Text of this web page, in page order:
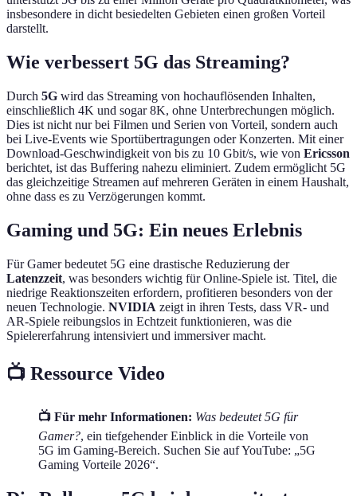
insbesondere in dicht besiedelten Gebieten einen großen Vorteil
darstellt.
Wie verbessert 5G das Streaming?
Durch 5G wird das Streaming von hochauflösenden Inhalten,
einschließlich 4K und sogar 8K, ohne Unterbrechungen möglich.
Dies ist nicht nur bei Filmen und Serien von Vorteil, sondern auch
bei Live-Events wie Sportübertragungen oder Konzerten. Mit einer
Download-Geschwindigkeit von bis zu 10 Gbit/s, wie von Ericsson
berichtet, ist das Buffering nahezu eliminiert. Zudem ermöglicht 5G
das gleichzeitige Streamen auf mehreren Geräten in einem Haushalt,
ohne dass es zu Verzögerungen kommt.
Gaming und 5G: Ein neues Erlebnis
Für Gamer bedeutet 5G eine drastische Reduzierung der
Latenzzeit, was besonders wichtig für Online-Spiele ist. Titel, die
niedrige Reaktionszeiten erfordern, profitieren besonders von der
neuen Technologie. NVIDIA zeigt in ihren Tests, dass VR- und
AR-Spiele reibungslos in Echtzeit funktionieren, was die
Spielererfahrung intensiviert und immersiver macht.
📺 Ressource Video
📺 Für mehr Informationen: Was bedeutet 5G für
Gamer?, ein tiefgehender Einblick in die Vorteile von
5G im Gaming-Bereich. Suchen Sie auf YouTube: „5G
Gaming Vorteile 2026“.